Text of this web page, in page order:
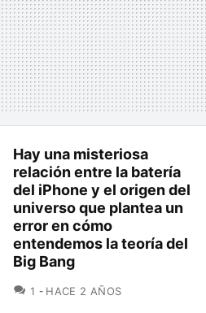
Hay una misteriosa
relación entre la batería
del iPhone y el origen del
universo que plantea un
error en cómo
entendemos la teoría del
Big Bang
1 COMENTARIOS
HACE 2 AÑOS